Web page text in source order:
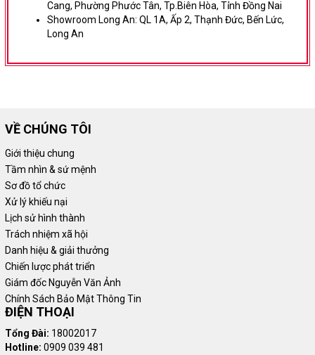
Cang, Phường Phước Tân, Tp.Biên Hòa, Tỉnh Đồng Nai
Showroom Long An: QL 1A, Ấp 2, Thạnh Đức, Bến Lức,
Long An
VỀ CHÚNG TÔI
Giới thiệu chung
Tầm nhìn & sứ mệnh
Sơ đồ tổ chức
Xử lý khiếu nại
Lịch sử hình thành
Trách nhiệm xã hội
Danh hiệu & giải thưởng
Chiến lược phát triển
Giám đốc Nguyễn Văn Ảnh
Chính Sách Bảo Mật Thông Tin
ĐIỆN THOẠI
Tổng Đài: 18002017
Hotline: 0909 039 481